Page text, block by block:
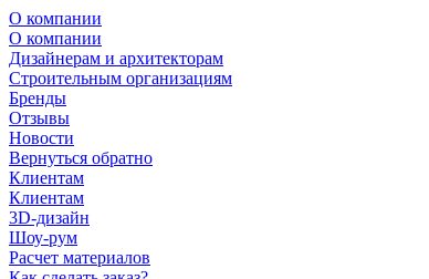
О компании
О компании
Дизайнерам и архитекторам
Строительным организациям
Бренды
Отзывы
Новости
Вернуться обратно
Клиентам
Клиентам
3D-дизайн
Шоу-рум
Расчет материалов